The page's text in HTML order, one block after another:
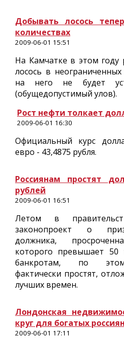
Добывать лосось
количествах
2009-06-01 15:51
На Камчатке в этом году
лосось в
на него не будет
(обущедопустимый улов).
Рост нефти толкает
2009-06-01 16:30
Официальный курс
евро - 43,4875 рубля.
Россиянам простят
рублей
2009-06-01 16:51
Летом в
законопроект о
должника,
которого превышает 50
банкротам, по
фактически простят,
лучших времен.
Лондонская
круг для богатых россиян
2009-06-01 17:11